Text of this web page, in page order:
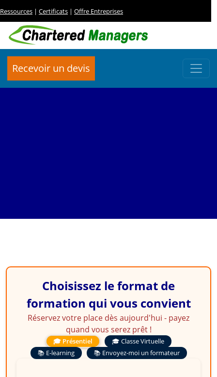
Ressources | Certificats | Offre Entreprises
Recevoir un devis
Choisissez le format de
formation qui vous convient
Réservez votre place dès aujourd'hui - payez
quand vous serez prêt !
🎓 Présentiel
🎓 Classe Virtuelle
📚 E-learning
📚 Envoyez-moi un formateur